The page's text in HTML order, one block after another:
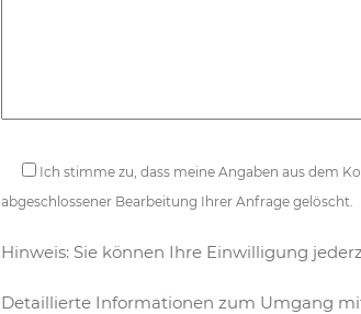
Ich stimme zu, dass meine Angaben aus dem
abgeschlossener Bearbeitung Ihrer Anfrage gelöscht.
Hinweis: Sie können Ihre Einwilligung
Detaillierte Informationen zum Umgang